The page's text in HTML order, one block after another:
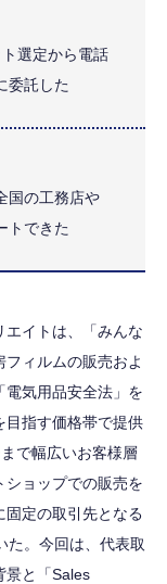
選定から電話
委託した
国の工務店や
トできた
イトは、「みんな
ィルムの販売およ
気用品安全法」を
目指す価格帯で提供
で幅広いお客様層
ョップでの販売を
固定の取引先となる
た。今回は、代表取
景と「Sales